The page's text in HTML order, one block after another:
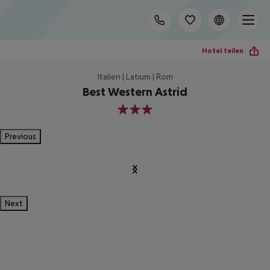
Hotel teilen
Italien | Latium | Rom
Best Western Astrid
3
Previous
Next